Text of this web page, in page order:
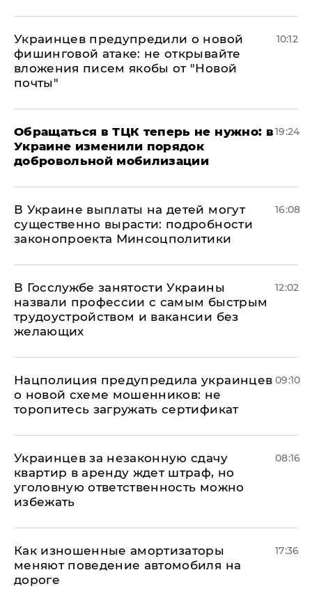
Украинцев предупредили о новой
фишинговой атаке: не открывайте
вложения писем якобы от "Новой
почты"
10:12
Обращаться в ТЦК теперь не нужно: в
Украине изменили порядок
добровольной мобилизации
19:24
В Украине выплаты на детей могут
существенно вырасти: подробности
законопроекта Минсоцполитики
16:08
В Госслужбе занятости Украины
назвали профессии с самым быстрым
трудоустройством и вакансии без
желающих
12:02
Нацполиция предупредила украинцев
о новой схеме мошенников: не
торопитесь загружать сертификат
09:10
Украинцев за незаконную сдачу
квартир в аренду ждет штраф, но
уголовную ответственность можно
избежать
08:16
Как изношенные амортизаторы
меняют поведение автомобиля на
дороге
17:36